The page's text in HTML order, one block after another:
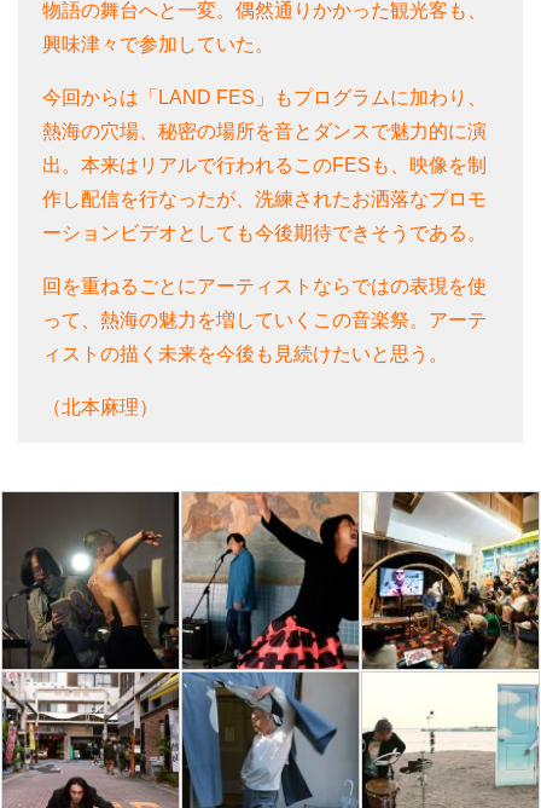
物語の舞台へと一変。偶然通りかかった観光客も、
興味津々で参加していた。
今回からは「LAND FES」もプログラムに加わり、
熱海の穴場、秘密の場所を音とダンスで魅力的に演
出。本来はリアルで行われるこのFESも、映像を制
作し配信を行なったが、洗練されたお洒落なプロモ
ーションビデオとしても今後期待できそうである。
回を重ねるごとにアーティストならではの表現を使
って、熱海の魅力を増していくこの音楽祭。アーテ
ィストの描く未来を今後も見続けたいと思う。
（北本麻理）